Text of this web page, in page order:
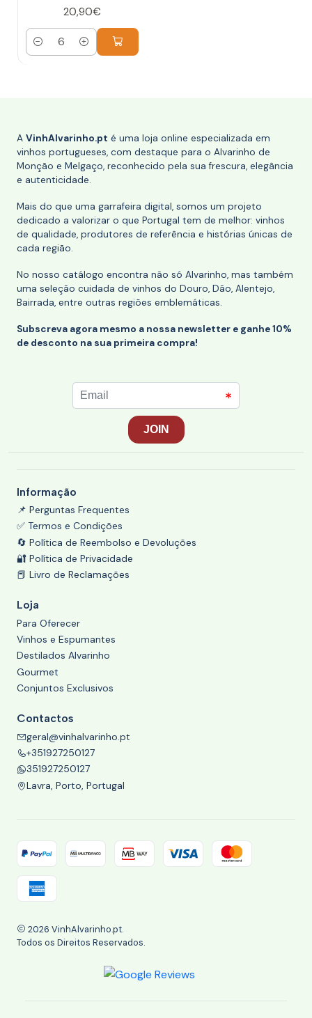
20,90€
Quantidade
A VinhAlvarinho.pt é uma loja online especializada em
vinhos portugueses, com destaque para o Alvarinho de
Monção e Melgaço, reconhecido pela sua frescura, elegância
e autenticidade.
Mais do que uma garrafeira digital, somos um projeto
dedicado a valorizar o que Portugal tem de melhor: vinhos
de qualidade, produtores de referência e histórias únicas de
cada região.
No nosso catálogo encontra não só Alvarinho, mas também
uma seleção cuidada de vinhos do Douro, Dão, Alentejo,
Bairrada, entre outras regiões emblemáticas.
Subscreva agora mesmo a nossa newsletter e ganhe 10%
de desconto na sua primeira compra!
Informação
📌 Perguntas Frequentes
✅ Termos e Condições
🔄 Política de Reembolso e Devoluções
🔐 Política de Privacidade
📕 Livro de Reclamações
Loja
Para Oferecer
Vinhos e Espumantes
Destilados Alvarinho
Gourmet
Conjuntos Exclusivos
Contactos
geral@vinhalvarinho.pt
+351927250127
351927250127
Lavra, Porto, Portugal
2026 VinhAlvarinho.pt.
Todos os Direitos Reservados.